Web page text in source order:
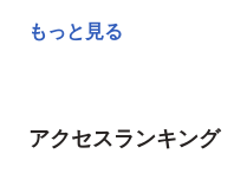
もっと見る
アクセスランキング